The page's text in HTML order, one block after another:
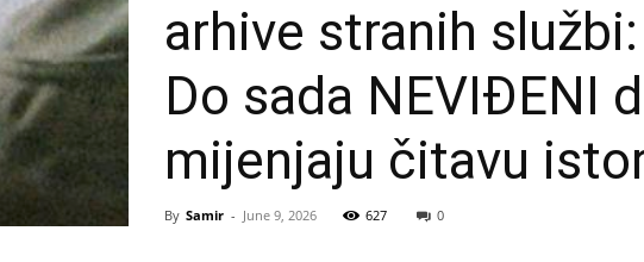
arhive stranih
Do sada NEVIĐENI
mijenjaju čitavu
By Samir - June 9, 2026 627 0